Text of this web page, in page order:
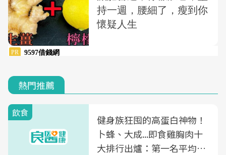
熱門推薦
飲食
健身族狂囤的高蛋白神物！
卜蜂、大成...即食雞胸肉十
大排行出爐：第一名平均一